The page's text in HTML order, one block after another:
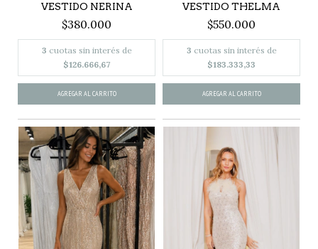
VESTIDO NERINA
$380.000
3 cuotas sin interés de
$126.666,67
AGREGAR AL CARRITO
VESTIDO THELMA
$550.000
3 cuotas sin interés de
$183.333,33
AGREGAR AL CARRITO